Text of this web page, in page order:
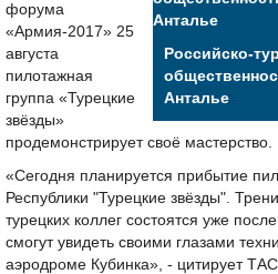
Российско-
Анталье
форума
«Армия-2017» 25
августа
пилотажная
группа «Турецкие
звёзды»
продемонстрирует своё мастерство.
«Сегодня планируется прибытие
Республики "Турецкие звёзды".
турецких коллег состоятся уже
смогут увидеть своими глазами
аэродроме Кубинка», - цитирует